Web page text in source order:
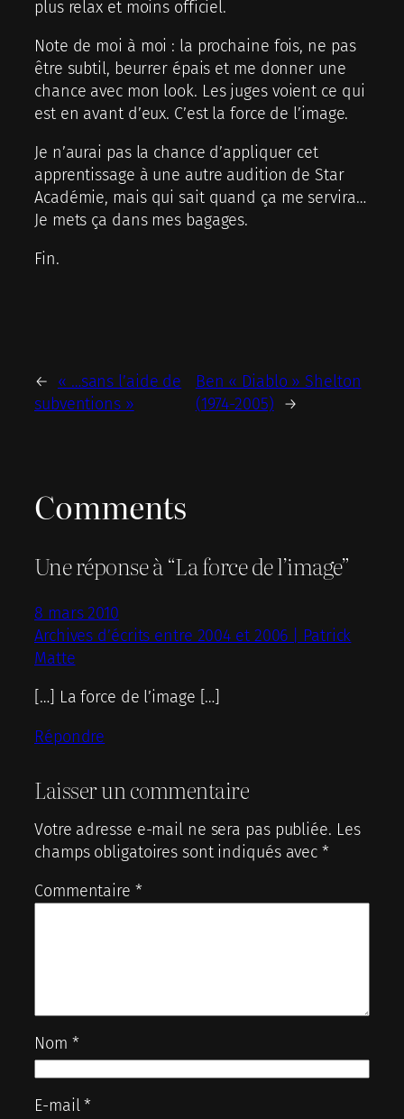
plus relax et moins officiel.
Note de moi à moi : la prochaine fois, ne pas
être subtil, beurrer épais et me donner une
chance avec mon look. Les juges voient ce qui
est en avant d’eux. C’est la force de l’image.
Je n’aurai pas la chance d’appliquer cet
apprentissage à une autre audition de Star
Académie, mais qui sait quand ça me servira…
Je mets ça dans mes bagages.
Fin.
← « …sans l’aide de
subventions »
Ben « Diablo » Shelton
(1974-2005) →
Comments
Une réponse à “La force de l’image”
8 mars 2010
Archives d’écrits entre 2004 et 2006 | Patrick
Matte
[…] La force de l’image […]
Répondre
Laisser un commentaire
Votre adresse e-mail ne sera pas publiée. Les
champs obligatoires sont indiqués avec*
Commentaire *
Nom *
E-mail*